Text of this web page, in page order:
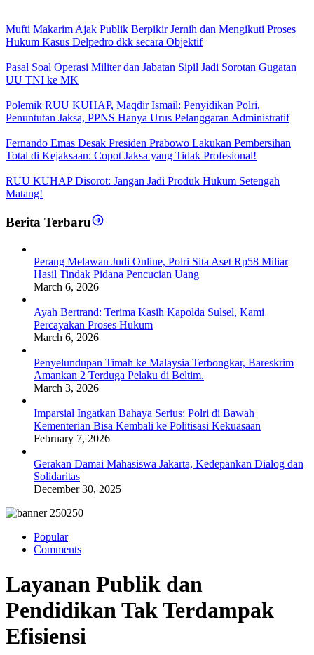
Mufti Makarim Ajak Publik Berpikir Jernih dan Mengikuti Proses
Hukum Kasus Delpedro dkk secara Objektif
Pasal Soal Operasi Militer dan Jabatan Sipil Jadi Sorotan Gugatan
UU TNI ke MK
Polemik RUU KUHAP, Maqdir Ismail: Penyidikan Polri,
Penuntutan Jaksa, PPNS Hanya Urus Pelanggaran Administratif
Fernando Emas Desak Presiden Prabowo Lakukan Pembersihan
Total di Kejaksaan: Copot Jaksa yang Tidak Profesional!
RUU KUHAP Disorot: Jangan Jadi Produk Hukum Setengah
Matang!
Berita Terbaru
Perang Melawan Judi Online, Polri Sita Aset Rp58 Miliar
Hasil Tindak Pidana Pencucian Uang
March 6, 2026
Ayah Bertrand: Terima Kasih Kapolda Sulsel, Kami
Percayakan Proses Hukum
March 6, 2026
Penyelundupan Timah ke Malaysia Terbongkar, Bareskrim
Amankan 2 Terduga Pelaku di Beltim.
March 3, 2026
Imparsial Ingatkan Bahaya Serius: Polri di Bawah
Kementerian Bisa Kembali ke Politisasi Kekuasaan
February 7, 2026
Gerakan Damai Mahasiswa Jakarta, Kedepankan Dialog dan
Solidaritas
December 30, 2025
Popular
Comments
Layanan Publik dan
Pendidikan Tak Terdampak
Efisiensi